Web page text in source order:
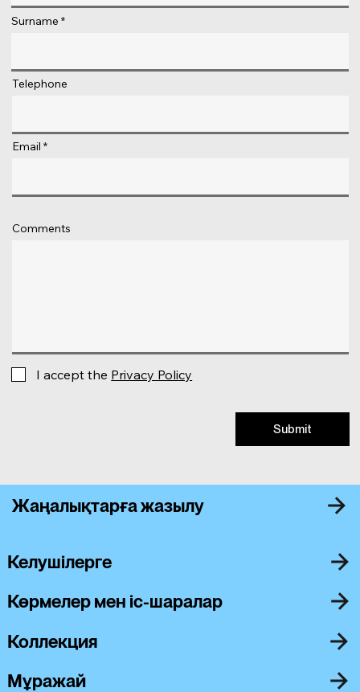
Surname
Telephone
Email
Comments
I accept the Privacy Policy
Submit
Жаңалықтарға жазылу
Келушілерге
Көрмелер мен іс-шаралар
Коллекция
Мұражай